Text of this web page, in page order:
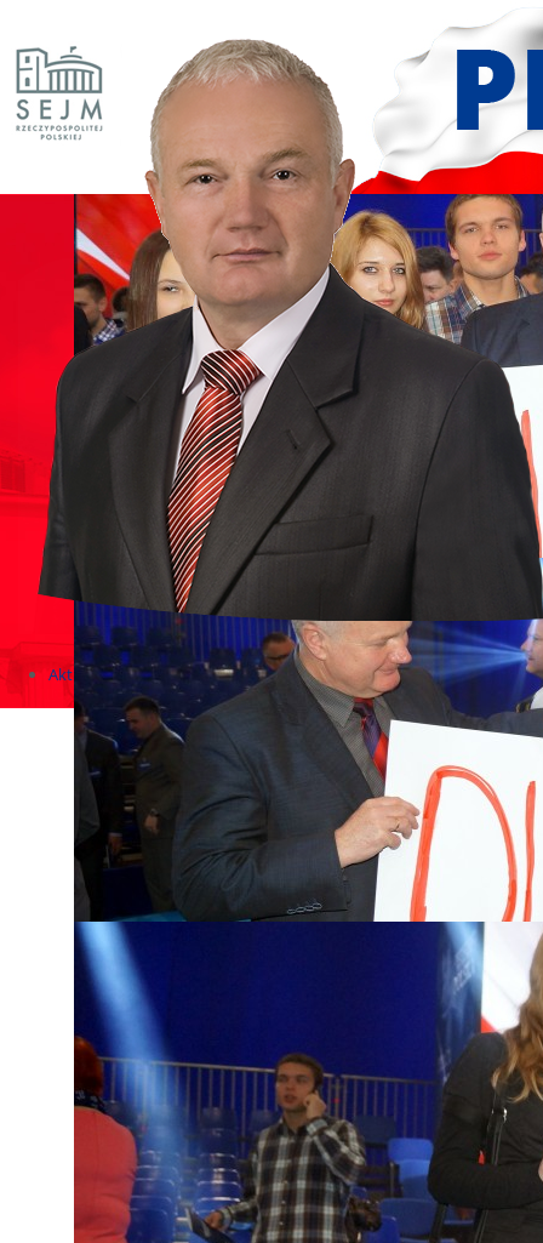
Aktualności
Zapowiedzi wydarzeń
KONKURSY 2020 - 2026
KOLONIE 2021 - 2026
Imprezy kulturalne - zaproszenia 2017
Różne
Konkursy 2017/2018
KONKURSY 2016/2017
KONKURSY 2015/2016
Konkursy 2014/2015
Wizyty w Parlamencie i Ministerstwach
Spotkania i debaty, PROTESTY, MARSZE
Debaty i spotkania 2017
Konkursy 2014
Różne
Praca w kampanii
Sejmowe
Budżet Obywatelski 2021
Dla dzieci i młodzieży
Msze, marsze i wiece
KOLONIE 2022
Wybory samorządowe 2018
Dożynki 2014
EUROWYBORY 2019